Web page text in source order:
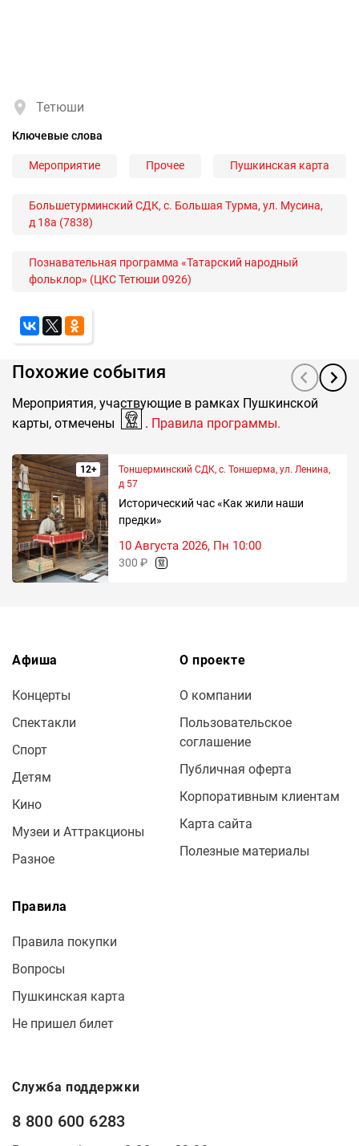
Тетюши
Ключевые слова
Мероприятие Прочее Пушкинская карта
Большетурминский СДК, с. Большая Турма, ул. Мусина,
д 18а (7838)
Познавательная программа «Татарский народный
фольклор» (ЦКС Тетюши 0926)
Похожие события
Мероприятия, участвующие в рамках Пушкинской
карты, отмечены
. Правила программы.
12+
Тоншерминский СДК, с. Тоншерма, ул. Ленина,
д 57
Исторический час «Как жили наши
предки»
10 Августа 2026, Пн 10:00
300 ₽
Афиша
Концерты
Спектакли
Спорт
Детям
Кино
Музеи и Аттракционы
Разное
О проекте
О компании
Пользовательское
соглашение
Публичная оферта
Корпоративным клиентам
Карта сайта
Полезные материалы
Правила
Правила покупки
Вопросы
Пушкинская карта
Не пришел билет
Служба поддержки
8 800 600 6283